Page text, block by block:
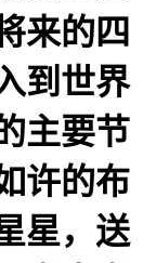
来的四
到世界
主要节
许的布
星，送